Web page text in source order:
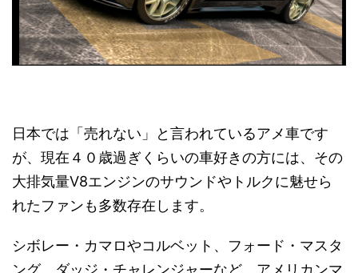
日本では「売れない」と言われているアメ車です
が、現在４０歳過ぎくらいの車好きの方には、その
大排気量V8エンジンのサウンドやトルクに魅せら
れたファンも多数存在します。
シボレー・カマロやコルベット、フォード・マスタ
ング、 ダッジ・チャレンジャーなど、アメリカンマ